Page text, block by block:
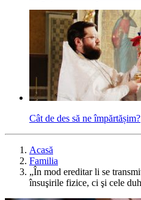
Cât de des să ne împărtășim?
Acasă
Familia
„În mod ereditar li se
însuşirile fizice, ci şi cele